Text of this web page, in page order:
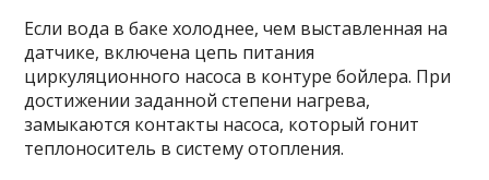
Если вода в баке холоднее, чем выставленная на
датчике, включена цепь питания
циркуляционного насоса в контуре бойлера. При
достижении заданной степени нагрева,
замыкаются контакты насоса, который гонит
теплоноситель в систему отопления.